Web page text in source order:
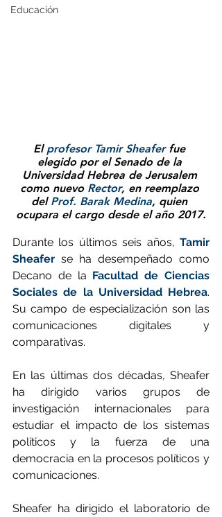
Educación
El profesor Tamir Sheafer fue
elegido por el Senado de la
Universidad Hebrea de Jerusalem
como nuevo Rector, en reemplazo
del Prof. Barak Medina, quien
ocupara el cargo desde el año 2017.
Durante los últimos seis años, Tamir
Sheafer se ha desempeñado como
Decano de la Facultad de Ciencias
Sociales de la Universidad Hebrea.
Su campo de especialización son las
comunicaciones digitales y
comparativas.
En las últimas dos décadas, Sheafer
ha dirigido varios grupos de
investigación internacionales para
estudiar el impacto de los sistemas
políticos y la fuerza de una
democracia en la procesos políticos y
comunicaciones.
Sheafer ha dirigido el laboratorio de